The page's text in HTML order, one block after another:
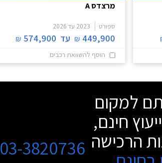
מרצדס A
ספורט 2023 עד2026
449,900
₪ עד 574,900
₪
הוסף להשוואת רכבים
למקום
חינם,
הרכישה 03-3820736